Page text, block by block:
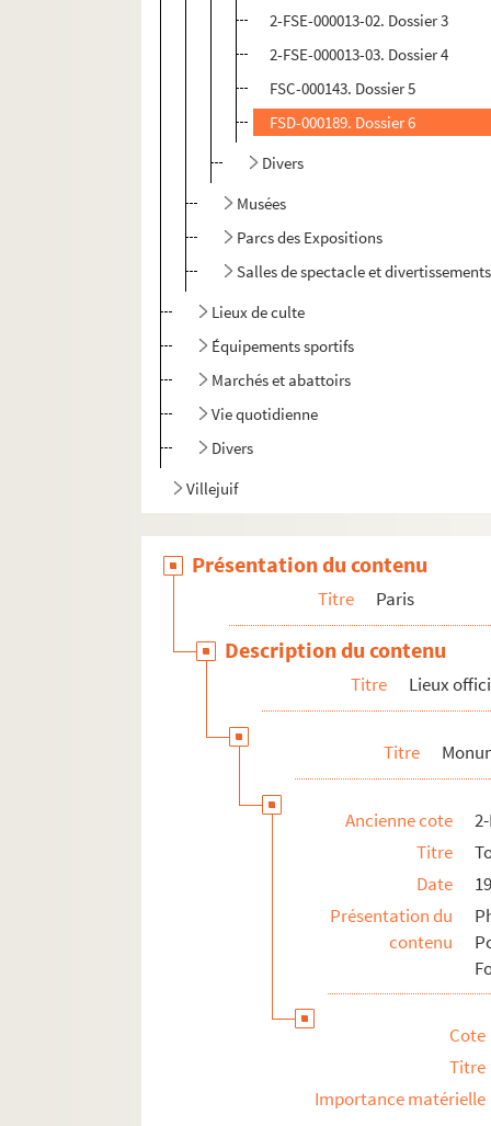
2-FSE-000013-02. Dossier 3
2-FSE-000013-03. Dossier 4
FSC-000143. Dossier 5
FSD-000189. Dossier 6
Divers
Musées
Parcs des Expositions
Salles de spectacle et divertissements
Lieux de culte
Équipements sportifs
Marchés et abattoirs
Vie quotidienne
Divers
Villejuif
Présentation du contenu
Titre Paris
Description du contenu
Titre Lieux
Titre
Ancienne cote
Titre
Date
Présentation du
contenu
Cote
Titre
Importance matérielle